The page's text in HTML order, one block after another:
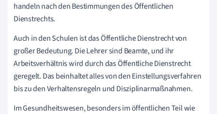
handeln nach den Bestimmungen des Öffentlichen
Dienstrechts.
Auch in den Schulen ist das Öffentliche Dienstrecht von
großer Bedeutung. Die Lehrer sind Beamte, und ihr
Arbeitsverhältnis wird durch das Öffentliche Dienstrecht
geregelt. Das beinhaltet alles von den Einstellungsverfahren
bis zu den Verhaltensregeln und Disziplinarmaßnahmen.
Im Gesundheitswesen, besonders im öffentlichen Teil wie